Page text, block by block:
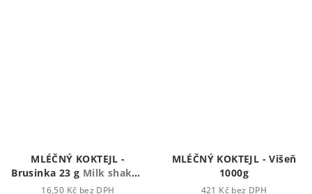
MLÉČNÝ KOKTEJL -
Brusinka 23 g Milk shake -
Mléčný koktejl
16,50 Kč bez DPH
MLÉČNÝ KOKTEJL - Višeň
1000g
421 Kč bez DPH